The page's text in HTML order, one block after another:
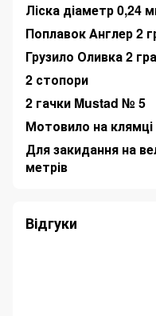
Ліска діаметр 0,24
Поплавок Англер 2
Грузило Оливка 2
2 стопори
2 гачки Mustad № 5
Мотовило на клямці
Для закидання на
метрів
Відгуки